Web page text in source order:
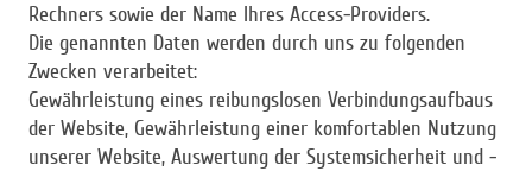
Rechners sowie der Name Ihres Access-Providers.
Die genannten Daten werden durch uns zu folgenden
Zwecken verarbeitet:
Gewährleistung eines reibungslosen Verbindungsaufbaus
der Website, Gewährleistung einer komfortablen Nutzung
unserer Website, Auswertung der Systemsicherheit und -